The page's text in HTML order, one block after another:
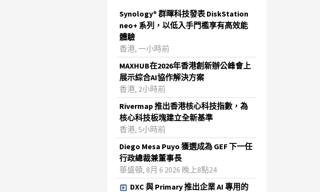
Synology® 群暉科技發表 DiskStation
neo+ 系列，以低入手門檻享有高效能
體驗
香港, 一小時前
MAXHUB在2026年香港創新辦公峰會上
展示綜合AI協作解決方案
香港, 2小時前
Rivermap 推出香港核心科技指數，為
核心科技板塊建立全新基準
香港, 5小時前
Diego Mesa Puyo 獲選成為 GEF 下一任
行政總裁兼董事長
華盛頓, 8月 6 2026 晚上8點24
DXC 與 Primary 推出企業 AI 專用的